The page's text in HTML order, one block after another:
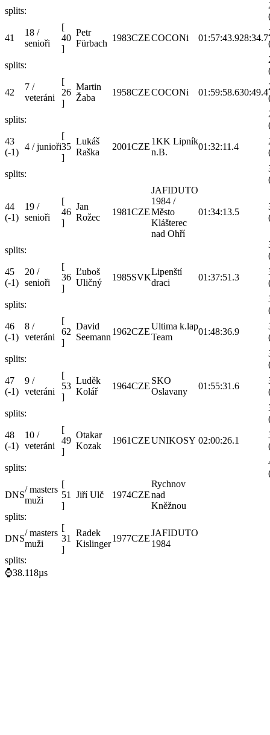
splits:
41
18 /
senioři
[
40
]
Petr
Fürbach
1983CZECOCONi 01:57:43.928:34.7
splits:
42
7 /
veteráni
[
26
]
Martin
Žaba
1958CZECOCONi 01:59:58.630:49.4
splits:
43
(-1)
4 / junioři
[
35
]
Lukáš
Raška
2001CZE
1KK Lipník
n.B.
01:32:11.4
splits:
44
(-1)
19 /
senioři
[
46
]
Jan
Rožec
1981CZE
JAFIDUTO
1984 /
Město
Klášterec
nad Ohří
01:34:13.5
splits:
45
(-1)
20 /
senioři
[
36
]
Ľuboš
Uličný
1985SVK
Lipenští
draci
01:37:51.3
splits:
46
(-1)
8 /
veteráni
[
62
]
David
Seemann
1962CZE
Ultima k.lap
Team
01:48:36.9
splits:
47
(-1)
9 /
veteráni
[
53
]
Luděk
Kolář
1964CZE
SKO
Oslavany
01:55:31.6
splits:
48
(-1)
10 /
veteráni
[
49
]
Otakar
Kozak
1961CZEUNIKOSY 02:00:26.1
splits:
DNS
/ masters
muži
[
51
]
Jiří Ulč 1974CZE
Rychnov
nad
Kněžnou
splits:
DNS
/ masters
muži
[
31
]
Radek
Kislinger
1977CZE
JAFIDUTO
1984
splits:
⌚38.118µs